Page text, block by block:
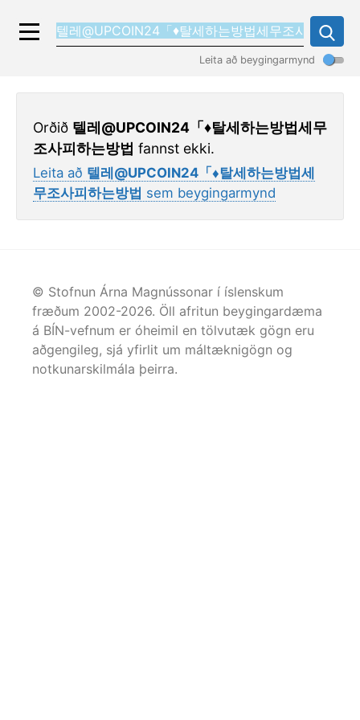
Leita að beygingarmynd
Orðið 텔레@UPCOIN24「♦탈세하는방법세무
조사피하는방법 fannst ekki.
Leita að 텔레@UPCOIN24「♦탈세하는방법세
무조사피하는방법 sem beygingarmynd
© Stofnun Árna Magnússonar í íslenskum
fræðum 2002-2026. Öll afritun beygingardæma
á BÍN-vefnum er óheimil en tölvutæk gögn eru
aðgengileg, sjá yfirlit um máltæknigögn og
notkunarskilmála þeirra.